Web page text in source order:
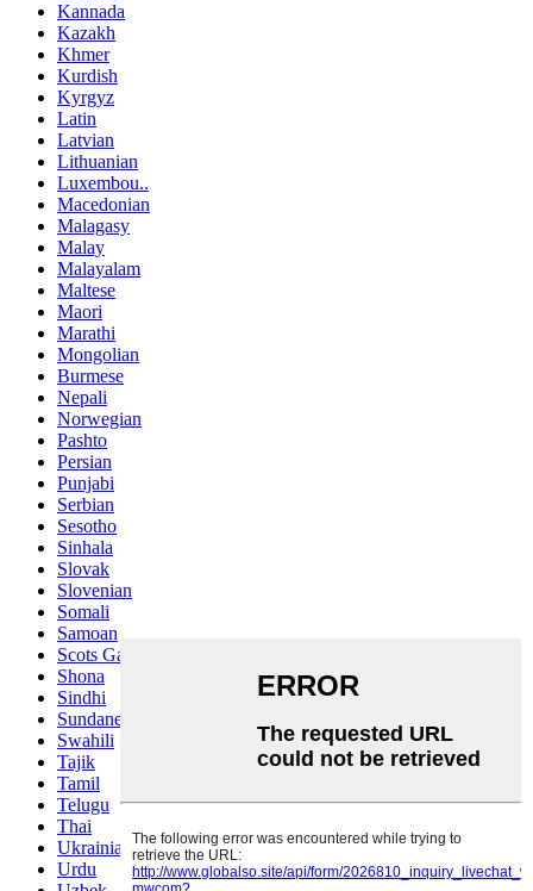
Kannada
Kazakh
Khmer
Kurdish
Kyrgyz
Latin
Latvian
Lithuanian
Luxembou..
Macedonian
Malagasy
Malay
Malayalam
Maltese
Maori
Marathi
Mongolian
Burmese
Nepali
Norwegian
Pashto
Persian
Punjabi
Serbian
Sesotho
Sinhala
Slovak
Slovenian
Somali
Samoan
Scots Gaelic
Shona
Sindhi
Sundanese
Swahili
Tajik
Tamil
Telugu
Thai
Ukrainian
Urdu